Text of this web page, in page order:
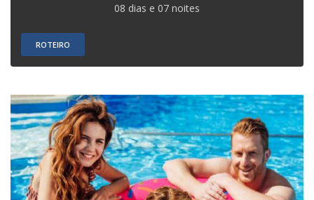
08 dias e 07 noites
ROTEIRO